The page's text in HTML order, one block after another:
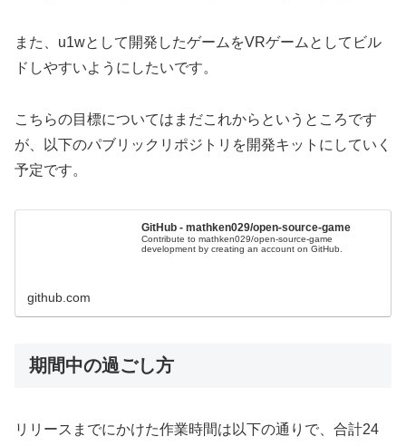
また、u1wとして開発したゲームをVRゲームとしてビル
ドしやすいようにしたいです。
こちらの目標についてはまだこれからというところです
が、以下のパブリックリポジトリを開発キットにしていく
予定です。
GitHub - mathken029/open-source-game
Contribute to mathken029/open-source-game
development by creating an account on GitHub.
github.com
期間中の過ごし方
リリースまでにかけた作業時間は以下の通りで、合計24